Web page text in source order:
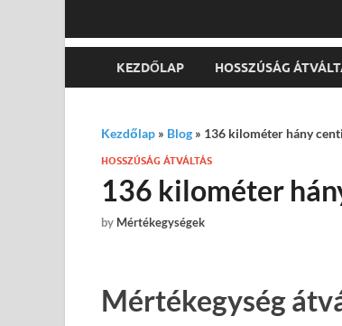
KEZDŐLAP HOSSZÚSÁG
Kezdőlap » Blog » 136 kilométer hány
HOSSZÚSÁG ÁTVÁLTÁS
136 kilométer
by Mértékegységek
Mértékegység